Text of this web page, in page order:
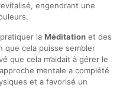
engendrant une
la Méditationet des
que cela puisse sembler
que cela m’aidait à gérer le
mentale a complété
et a favorisé un